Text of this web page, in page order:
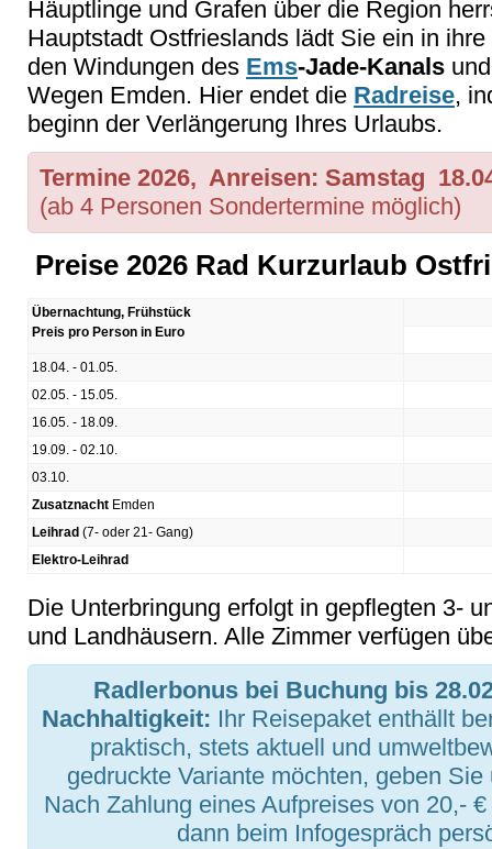
Häuptlinge und Grafen über die Region
Hauptstadt Ostfrieslands lädt Sie ein in
den Windungen des Ems-Jade-Kanals
Wegen Emden. Hier endet die Radreise,
beginn der Verlängerung Ihres Urlaubs.
Termine 2026, Anreisen: Samstag
(ab 4 Personen Sondertermine möglich)
Preise 2026 Rad Kurzurlaub
Übernachtung, Frühstück
Preis pro Person in Euro
18.04. - 01.05.
02.05. - 15.05.
16.05. - 18.09.
19.09. - 02.10.
03.10.
Zusatznacht Emden
Leihrad (7- oder 21- Gang)
Elektro-Leihrad
Die Unterbringung erfolgt in gepflegten 3-
und Landhäusern. Alle Zimmer verfügen
Radlerbonus bei Buchung bis
Nachhaltigkeit: Ihr Reisepaket enthällt
praktisch, stets aktuell und
gedruckte Variante möchten, geben
Nach Zahlung eines Aufpreises von 20,-
dann beim Infogespräch